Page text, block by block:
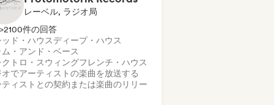
レーベル, ラジオ局
>2100件の回答
ッド・ハウスディープ・ハウス
ム・アンド・ベース
クトロ・スウィングフレンチ・ハウス
オでアーティストの楽曲を放送する
ティストとの契約または楽曲のリリー